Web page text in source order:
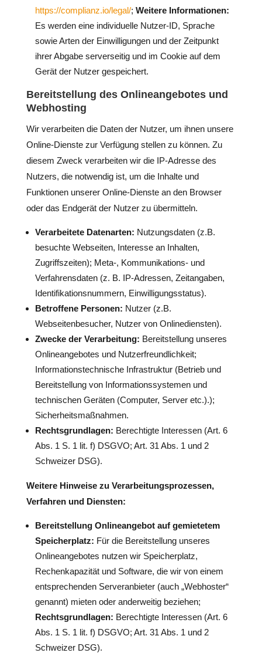
https://complianz.io/legal/; Weitere Informationen:
Es werden eine individuelle Nutzer-ID, Sprache
sowie Arten der Einwilligungen und der Zeitpunkt
ihrer Abgabe serverseitig und im Cookie auf dem
Gerät der Nutzer gespeichert.
Bereitstellung des Onlineangebotes und
Webhosting
Wir verarbeiten die Daten der Nutzer, um ihnen unsere
Online-Dienste zur Verfügung stellen zu können. Zu
diesem Zweck verarbeiten wir die IP-Adresse des
Nutzers, die notwendig ist, um die Inhalte und
Funktionen unserer Online-Dienste an den Browser
oder das Endgerät der Nutzer zu übermitteln.
Verarbeitete Datenarten: Nutzungsdaten (z.B.
besuchte Webseiten, Interesse an Inhalten,
Zugriffszeiten); Meta-, Kommunikations- und
Verfahrensdaten (z. B. IP-Adressen, Zeitangaben,
Identifikationsnummern, Einwilligungsstatus).
Betroffene Personen: Nutzer (z.B.
Webseitenbesucher, Nutzer von Onlinediensten).
Zwecke der Verarbeitung: Bereitstellung unseres
Onlineangebotes und Nutzerfreundlichkeit;
Informationstechnische Infrastruktur (Betrieb und
Bereitstellung von Informationssystemen und
technischen Geräten (Computer, Server etc.).);
Sicherheitsmaßnahmen.
Rechtsgrundlagen: Berechtigte Interessen (Art. 6
Abs. 1 S. 1 lit. f) DSGVO; Art. 31 Abs. 1 und 2
Schweizer DSG).
Weitere Hinweise zu Verarbeitungsprozessen,
Verfahren und Diensten:
Bereitstellung Onlineangebot auf gemietetem
Speicherplatz: Für die Bereitstellung unseres
Onlineangebotes nutzen wir Speicherplatz,
Rechenkapazität und Software, die wir von einem
entsprechenden Serveranbieter (auch „Webhoster“
genannt) mieten oder anderweitig beziehen;
Rechtsgrundlagen: Berechtigte Interessen (Art. 6
Abs. 1 S. 1 lit. f) DSGVO; Art. 31 Abs. 1 und 2
Schweizer DSG).